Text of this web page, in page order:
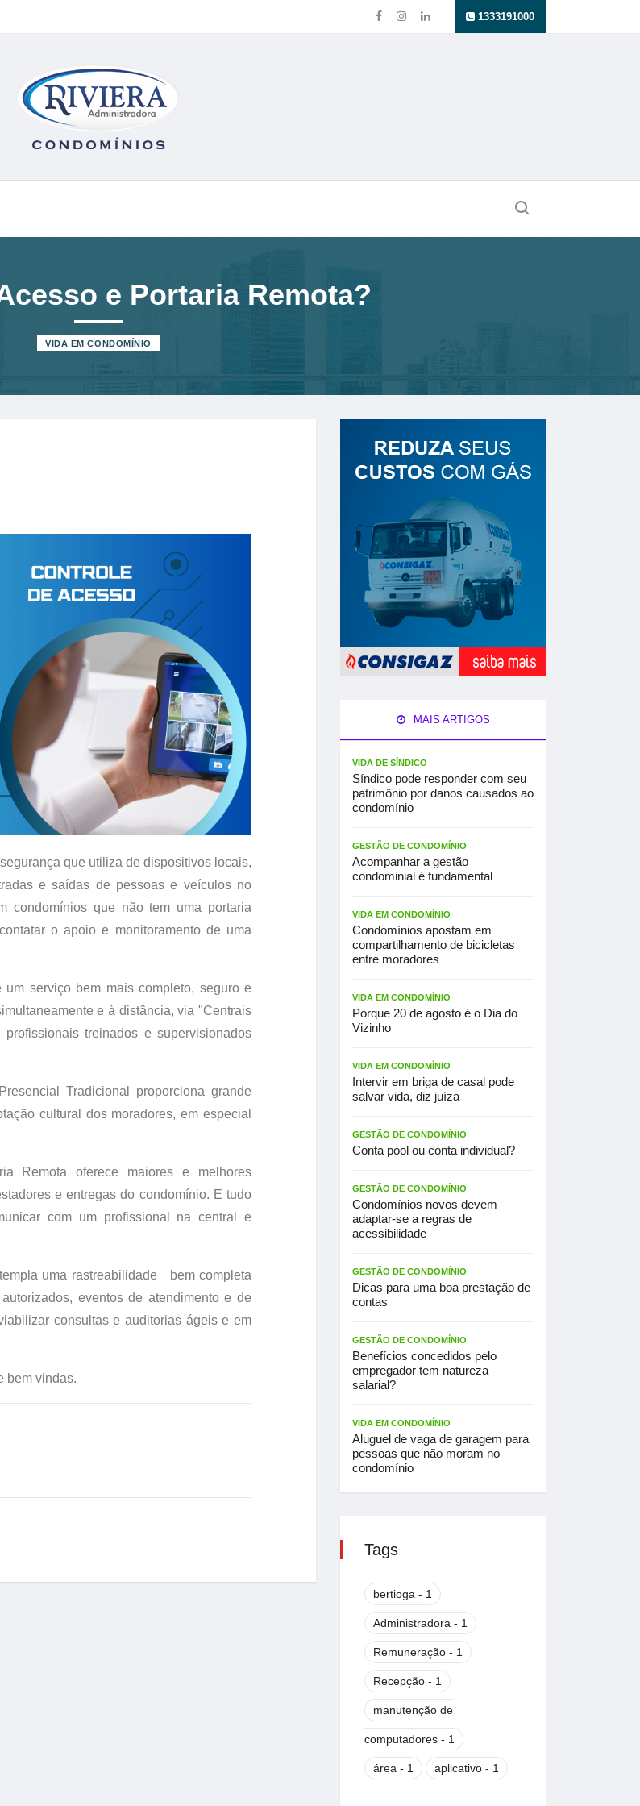
1333191000
e Portaria Remota?
VIDA EM CONDOMÍNIO
que utiliza de dispositivos locais,
e saídas de pessoas e veículos no
condomínios que não tem uma portaria
o apoio e monitoramento de uma
serviço bem mais completo, seguro e
e à distância, via "Centrais
treinados e supervisionados
Tradicional proporciona grande
cultural dos moradores, em especial
Remota oferece maiores e melhores
e entregas do condomínio. E tudo
com um profissional na central e
uma rastreabilidade bem completa
eventos de atendimento e de
consultas e auditorias ágeis e em
bem vindas.
MAIS ARTIGOS
VIDA DE SÍNDICO
Síndico pode responder com seu
patrimônio por danos causados ao
condomínio
GESTÃO DE CONDOMÍNIO
Acompanhar a gestão
condominial é fundamental
VIDA EM CONDOMÍNIO
Condomínios apostam em
compartilhamento de bicicletas
entre moradores
VIDA EM CONDOMÍNIO
Porque 20 de agosto é o Dia do
Vizinho
VIDA EM CONDOMÍNIO
Intervir em briga de casal pode
salvar vida, diz juíza
GESTÃO DE CONDOMÍNIO
Conta pool ou conta individual?
GESTÃO DE CONDOMÍNIO
Condomínios novos devem
adaptar-se a regras de
acessibilidade
GESTÃO DE CONDOMÍNIO
Dicas para uma boa prestação de
contas
GESTÃO DE CONDOMÍNIO
Benefícios concedidos pelo
empregador tem natureza
salarial?
VIDA EM CONDOMÍNIO
Aluguel de vaga de garagem para
pessoas que não moram no
condomínio
Tags
bertioga - 1
Administradora - 1
Remuneração - 1
Recepção - 1
manutenção de
computadores - 1
área - 1 aplicativo - 1